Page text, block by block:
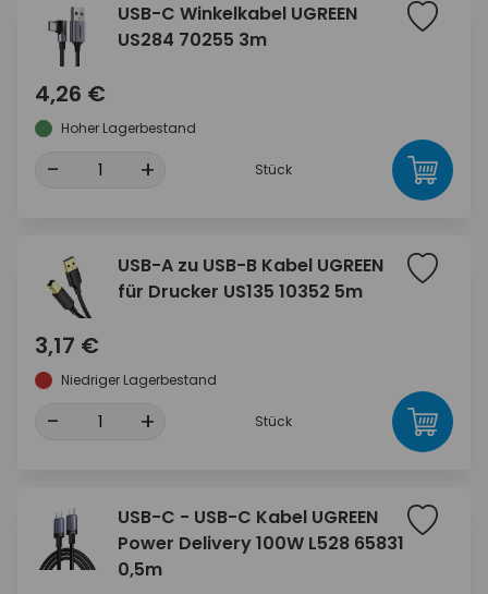
USB-C Winkelkabel UGREEN
US284 70255 3m
4,26 €
Hoher Lagerbestand
- + Stück
USB-A zu USB-B Kabel UGREEN
für Drucker US135 10352 5m
3,17 €
Niedriger Lagerbestand
- + Stück
USB-C - USB-C Kabel UGREEN
Power Delivery 100W L528 65831
0,5m